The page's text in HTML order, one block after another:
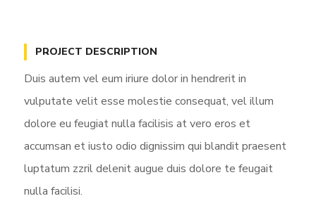
PROJECT DESCRIPTION
Duis autem vel eum iriure dolor in hendrerit in
vulputate velit esse molestie consequat, vel illum
dolore eu feugiat nulla facilisis at vero eros et
accumsan et iusto odio dignissim qui blandit praesent
luptatum zzril delenit augue duis dolore te feugait
nulla facilisi.